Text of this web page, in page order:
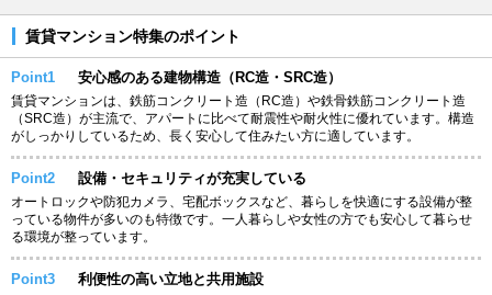
賃貸マンション特集のポイント
Point1 安心感のある建物構造（RC造・SRC造）
賃貸マンションは、鉄筋コンクリート造（RC造）や鉄骨鉄筋コンクリート造
（SRC造）が主流で、アパートに比べて耐震性や耐火性に優れています。構造
がしっかりしているため、長く安心して住みたい方に適しています。
Point2 設備・セキュリティが充実している
オートロックや防犯カメラ、宅配ボックスなど、暮らしを快適にする設備が整
っている物件が多いのも特徴です。一人暮らしや女性の方でも安心して暮らせ
る環境が整っています。
Point3 利便性の高い立地と共用施設